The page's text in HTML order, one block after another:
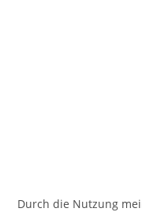
Durch die Nutzung